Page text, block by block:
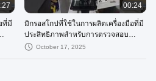
ที่มี
พ
00:24
มิกรอสโกปที่ใช้ในการผลิตเครื่องมือที่มี
ประสิทธิภาพสําหรับการตรวจสอบ
อุตสาหกรรม ด้วยการส่องสว่างแบบโพ
October 17, 2025